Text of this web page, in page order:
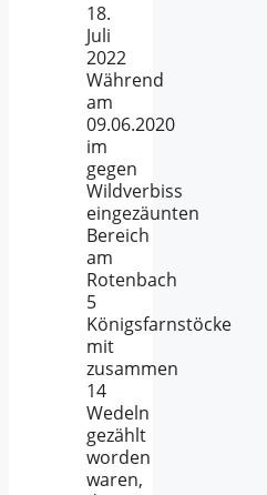
18.
Juli
2022
Während
am
09.06.2020
im
gegen
Wildverbiss
eingezäunten
Bereich
am
Rotenbach
5
Königsfarnstöcke
mit
zusammen
14
Wedeln
gezählt
worden
waren,